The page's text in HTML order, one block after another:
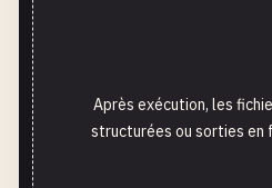
Après exécution, les
structurées ou sorties en